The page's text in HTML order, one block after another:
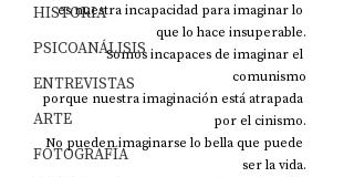
HISTORIA
PSICOANÁLISIS
ENTREVISTAS
ARTE
FOTOGRAFÍA
es nuestra incapacidad para imaginar lo
que lo hace insuperable.
Somos incapaces de imaginar el
comunismo
porque nuestra imaginación está atrapada
por el cinismo.
No pueden imaginarse lo bella que puede
ser la vida.